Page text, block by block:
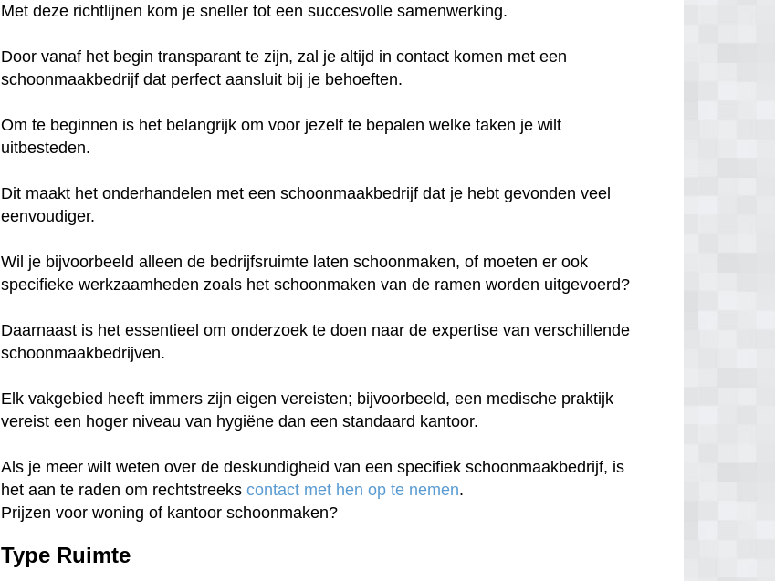
Met deze richtlijnen kom je sneller tot een succesvolle samenwerking.
Door vanaf het begin transparant te zijn, zal je altijd in contact komen met een
schoonmaakbedrijf dat perfect aansluit bij je behoeften.
Om te beginnen is het belangrijk om voor jezelf te bepalen welke taken je wilt
uitbesteden.
Dit maakt het onderhandelen met een schoonmaakbedrijf dat je hebt gevonden veel
eenvoudiger.
Wil je bijvoorbeeld alleen de bedrijfsruimte laten schoonmaken, of moeten er ook
specifieke werkzaamheden zoals het schoonmaken van de ramen worden uitgevoerd?
Daarnaast is het essentieel om onderzoek te doen naar de expertise van verschillende
schoonmaakbedrijven.
Elk vakgebied heeft immers zijn eigen vereisten; bijvoorbeeld, een medische praktijk
vereist een hoger niveau van hygiëne dan een standaard kantoor.
Als je meer wilt weten over de deskundigheid van een specifiek schoonmaakbedrijf, is
het aan te raden om rechtstreekscontact met hen op te nemen.
Prijzen voor woning of kantoor schoonmaken?
Type Ruimte